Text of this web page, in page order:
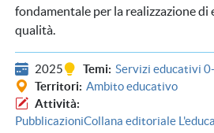
fondamentale per la realizzazione di
qualità.
2025 Temi Servizi educativi
Territori Ambito educativo
Attività
PubblicazioniCollana editoriale